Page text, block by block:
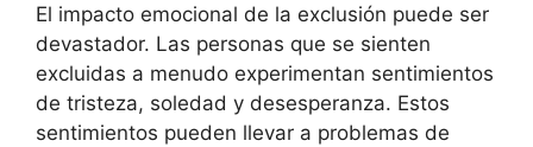
El impacto emocional de la exclusión puede ser
devastador. Las personas que se sienten
excluidas a menudo experimentan sentimientos
de tristeza, soledad y desesperanza. Estos
sentimientos pueden llevar a problemas de